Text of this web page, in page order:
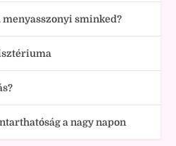
menyasszonyi sminked?
a nagy napon